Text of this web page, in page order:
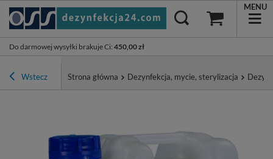
Do darmowej wysyłki brakuje Ci: 450,00 zł
MENU
Wstecz Strona główna Dezynfekcja, mycie, sterylizacja